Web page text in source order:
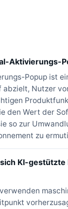
Aktivierungs-
Popup ist
Nutzer
den Wert der
so zur
zu
KI-gestützte